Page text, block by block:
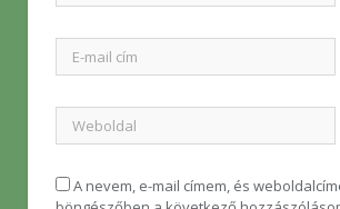
A nevem, e-mail címem, és